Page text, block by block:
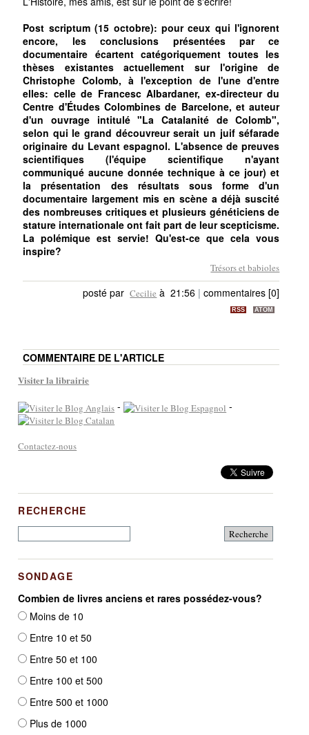
Post scriptum (15 octobre): pour ceux qui l'ignorent
encore, les conclusions présentées par ce
documentaire écartent catégoriquement toutes les
thèses existantes actuellement sur l'origine de
Christophe Colomb, à l'exception de l'une d'entre
elles: celle de Francesc Albardaner, ex-directeur du
Centre d'Études Colombines de Barcelone, et auteur
d'un ouvrage intitulé "La Catalanité de Colomb",
selon qui le grand découvreur serait un juif séfarade
originaire du Levant espagnol. L'absence de preuves
scientifiques (l'équipe scientifique n'ayant
communiqué aucune donnée technique à ce jour) et
la présentation des résultats sous forme d'un
documentaire largement mis en scène a déjà suscité
des nombreuses critiques et plusieurs généticiens de
stature internationale ont fait part de leur scepticisme.
La polémique est servie! Qu'est-ce que cela vous
inspire?
Trésors et babioles
posté par Cecilie à 21:56 |commentaires [0]
RSS ATOM
COMMENTAIRE DE L'ARTICLE
Visiter la librairie
- -
Contactez-nous
RECHERCHE
SONDAGE
Combien de livres anciens et rares possédez-vous?
Moins de 10
Entre 10 et 50
Entre 50 et 100
Entre 100 et 500
Entre 500 et 1000
Plus de 1000